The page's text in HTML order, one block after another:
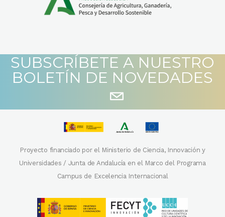
SUBSCRÍBETE A NUESTRO
BOLETÍN DE NOVEDADES
Proyecto financiado por el Ministerio de Ciencia, Innovación y
Universidades / Junta de Andalucía en el Marco del Programa
Campus de Excelencia Internacional